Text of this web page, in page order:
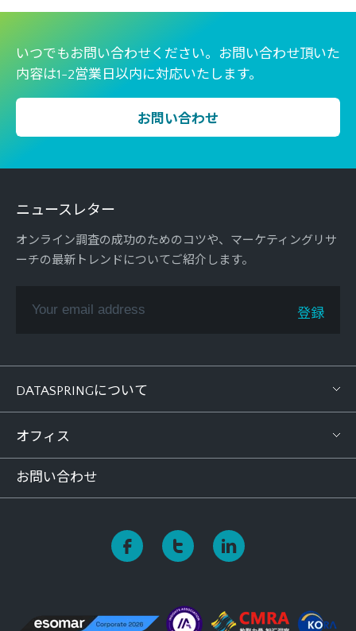
いつでもお問い合わせください。お問い合わせ頂いた
内容は1-2営業日以内に対応いたします。
お問い合わせ
ニュースレター
オンライン調査の成功のためのコツや、マーケティングリサ
ーチの最新トレンドについてご紹介します。
DATASPRINGについて
オフィス
お問い合わせ